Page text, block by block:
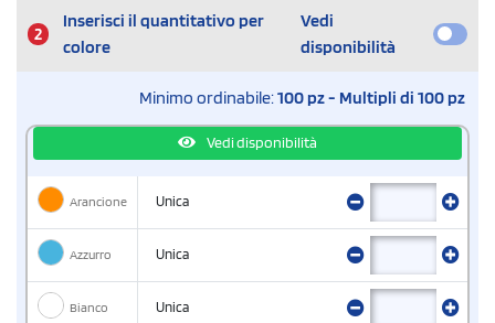
2
Inserisci il quantitativo per
colore
Vedi
disponibilità
Minimo ordinabile:100 pz - Multipli di 100 pz
Vedi disponibilità
Arancione Unica
Azzurro Unica
Bianco Unica